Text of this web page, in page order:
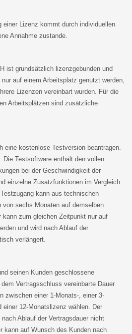
einer Lizenz kommt durch individuellen
Annahme zustande.
ist grundsätzlich lizenzgebunden und
auf einem Arbeitsplatz genutzt werden,
Lizenzen vereinbart wurden. Für die
Arbeitsplätzen sind zusätzliche
eine kostenlose Testversion beantragen.
Die Testsoftware enthält den vollen
bei der Geschwindigkeit der
einzelne Zusatzfunktionen im Vergleich
kann aus technischen
von sechs Monaten auf demselben
kann zum gleichen Zeitpunkt nur auf
und wird nach Ablauf der
verlängert.
seinen Kunden geschlossene
Vertragsschluss vereinbarte Dauer
zwischen einer 1-Monats-, einer 3-
einer 12-Monatslizenz wählen. Der
Ablauf der Vertragsdauer nicht
kann auf Wunsch des Kunden nach